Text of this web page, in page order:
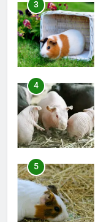
4
5
6